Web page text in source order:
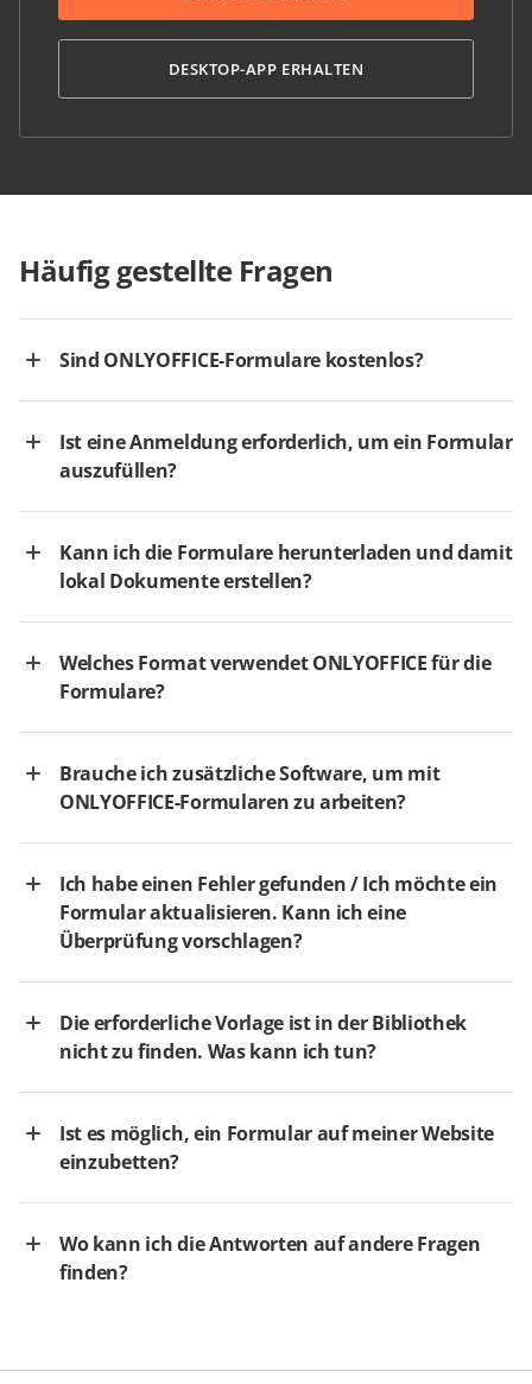
DESKTOP-APP ERHALTEN
Häufig gestellte Fragen
Sind ONLYOFFICE-Formulare kostenlos?
Ist eine Anmeldung erforderlich, um ein Formular
auszufüllen?
Kann ich die Formulare herunterladen und damit
lokal Dokumente erstellen?
Welches Format verwendet ONLYOFFICE für die
Formulare?
Brauche ich zusätzliche Software, um mit
ONLYOFFICE-Formularen zu arbeiten?
Ich habe einen Fehler gefunden / Ich möchte ein
Formular aktualisieren. Kann ich eine
Überprüfung vorschlagen?
Die erforderliche Vorlage ist in der Bibliothek
nicht zu finden. Was kann ich tun?
Ist es möglich, ein Formular auf meiner Website
einzubetten?
Wo kann ich die Antworten auf andere Fragen
finden?